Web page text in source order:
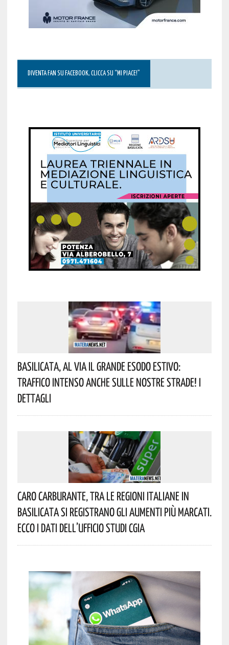
DIVENTA FAN SU FACEBOOK, CLICCA SU “MI PIACE!”
Basilicata, Al Via Il Grande Esodo Estivo:
Traffico Intenso Anche Sulle Nostre Strade! I
Dettagli
Caro Carburante, Tra Le Regioni Italiane In
Basilicata Si Registrano Gli Aumenti Più Marcati.
Ecco I Dati Dell’Ufficio Studi CGIA